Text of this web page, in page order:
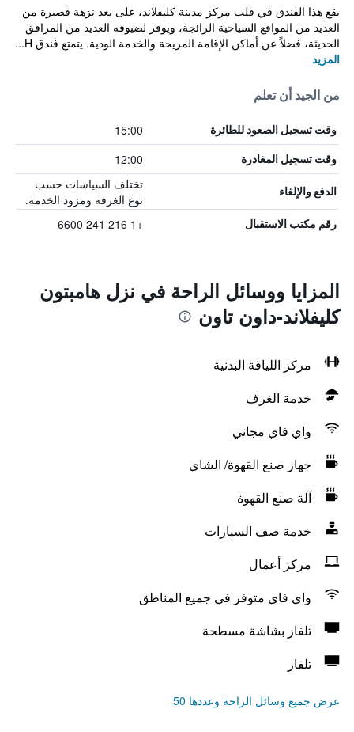
يقع هذا الفندق في قلب مركز مدينة كليفلاند، على بعد نزهة قصيرة من
العديد من المواقع السياحية الرائجة، ويوفر لضيوفه العديد من المرافق
الحديثة، فضلاً عن أماكن الإقامة المريحة والخدمة الودية. يتمتع فندق H...
المزيد
من الجيد أن تعلم
وقت تسجيل الصعود للطائرة 15:00
وقت تسجيل المغادرة 12:00
الدفع والإلغاء
تختلف السياسات حسب
نوع الغرفة ومزود الخدمة.
رقم مكتب الاستقبال +1 216 241 6600
المزايا ووسائل الراحة في نزل هامبتون
كليفلاند-داون تاون
مركز اللياقة البدنية
خدمة الغرف
واي فاي مجاني
جهاز صنع القهوة/ الشاي
آلة صنع القهوة
خدمة صف السيارات
مركز أعمال
واي فاي متوفر في جميع المناطق
تلفاز بشاشة مسطحة
تلفاز
عرض جميع وسائل الراحة وعددها 50